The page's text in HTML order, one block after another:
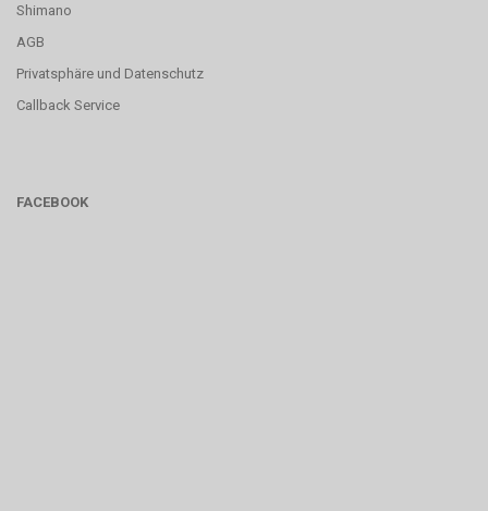
Shimano
AGB
Privatsphäre und Datenschutz
Callback Service
FACEBOOK